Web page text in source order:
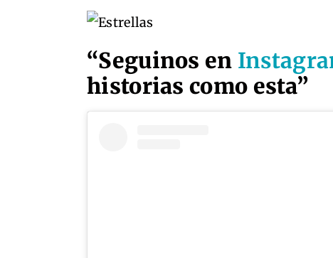
“Seguinos en
historias como esta”